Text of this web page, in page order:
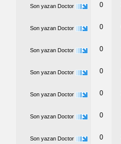
Son yazan Doctor 0
Son yazan Doctor 0
Son yazan Doctor 0
Son yazan Doctor 0
Son yazan Doctor 0
Son yazan Doctor 0
Son yazan Doctor 0